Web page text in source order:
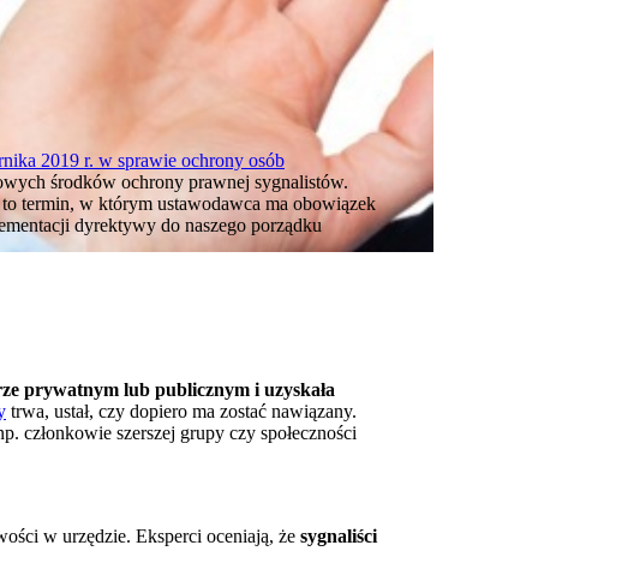
2019 r. w sprawie ochrony osób
środków ochrony prawnej sygnalistów.
termin, w którym ustawodawca ma obowiązek
dyrektywy do naszego porządku
prywatnym lub publicznym i uzyskała
trwa, ustał, czy dopiero ma zostać nawiązany.
członkowie szerszej grupy czy społeczności
w urzędzie. Eksperci oceniają, że sygnaliści